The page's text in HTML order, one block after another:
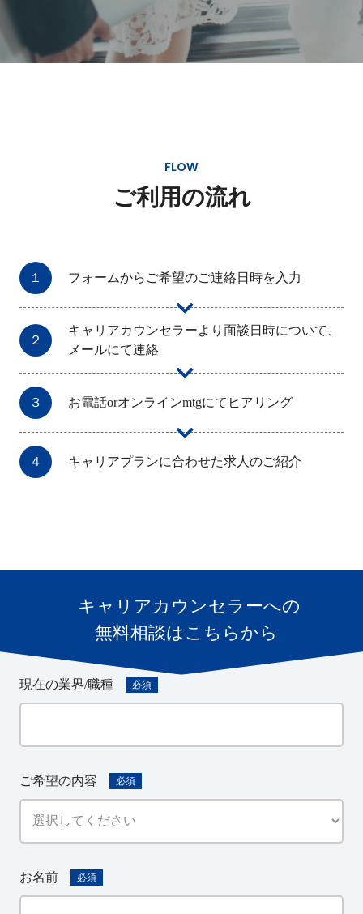
FLOW
ご利用の流れ
１ フォームからご希望のご連絡日時を入力
２
キャリアカウンセラーより面談日時について、
メールにて連絡
３ お電話orオンラインmtgにてヒアリング
４ キャリアプランに合わせた求人のご紹介
現在の業界/職種 必須
ご希望の内容 必須
お名前 必須